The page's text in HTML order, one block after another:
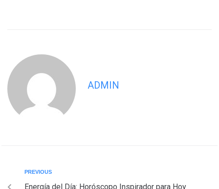
ADMIN
PREVIOUS
Energía del Día: Horóscopo Inspirador para Hoy